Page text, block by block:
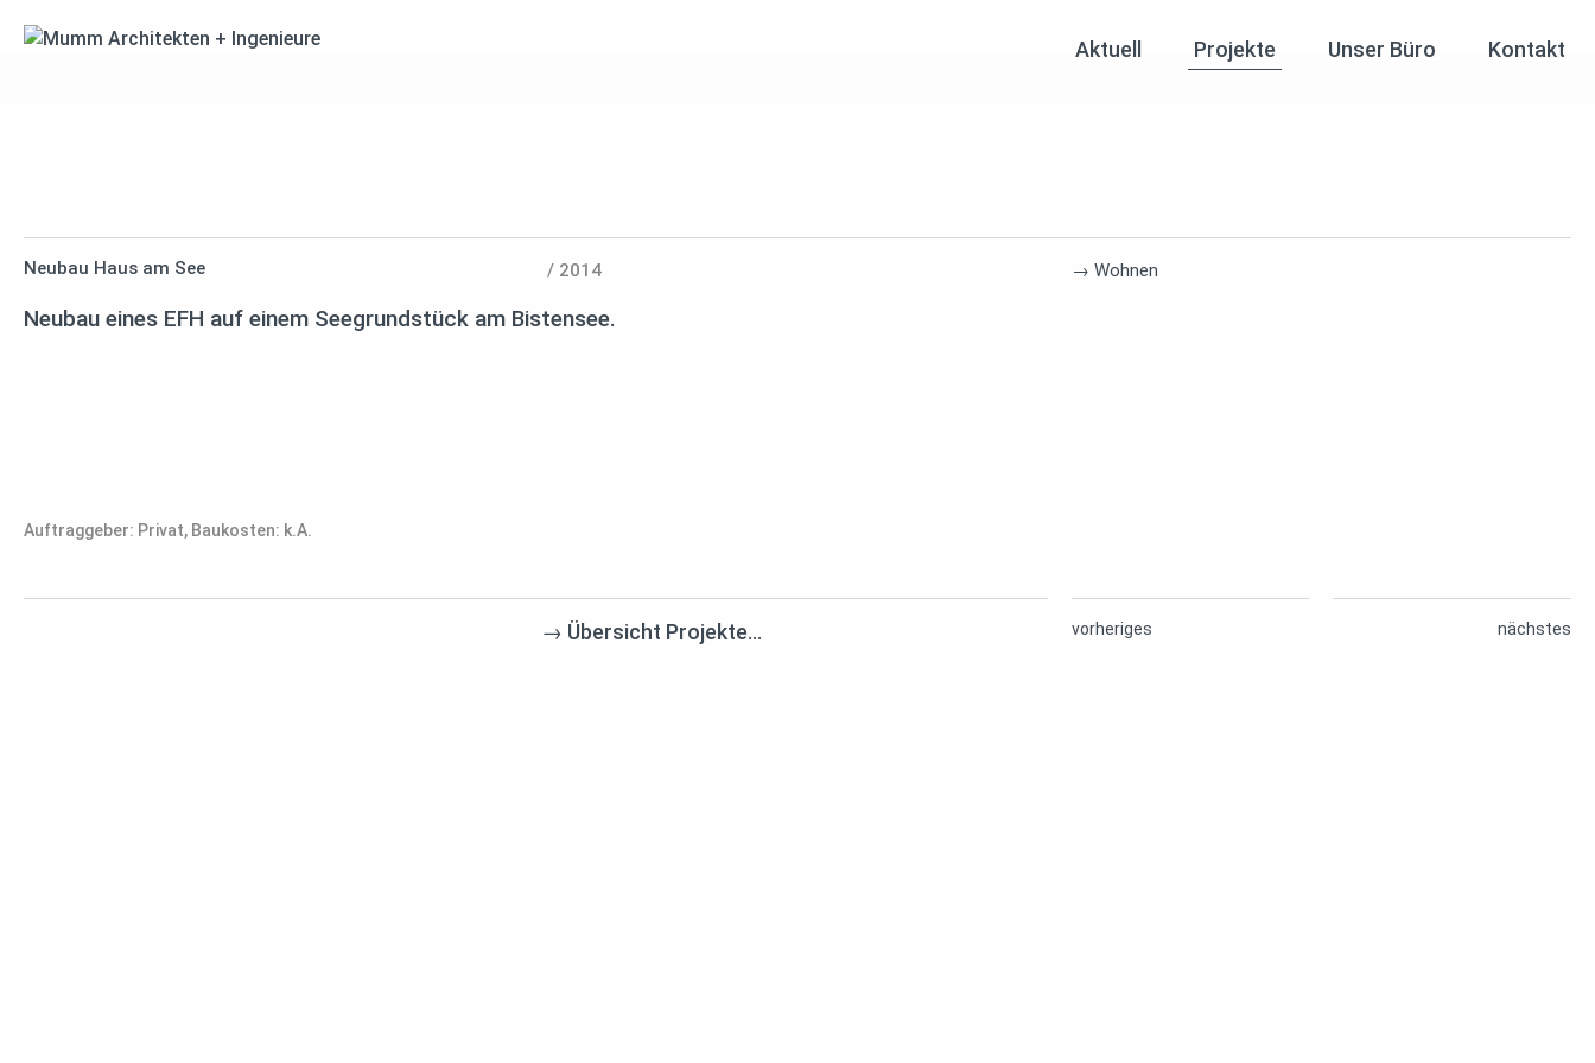
Aktuell Projekte Unser Büro Kontakt
/ 2014 → Wohnen
Neubau Haus am See
Neubau eines EFH auf einem Seegrundstück am Bistensee.
Auftraggeber: Privat, Baukosten: k.A.
vorheriges
→ Übersicht Projekte… nächstes